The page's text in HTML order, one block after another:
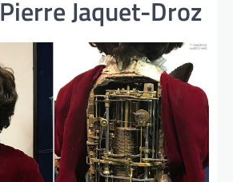
Pierre Jaquet-Droz